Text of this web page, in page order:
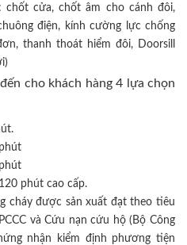
chốt cửa, chốt âm cho cánh đôi,
điện, kính cường lực chống
thanh thoát hiểm đôi, Doorsill
cho khách hàng 4 lựa chọn
phút cao cấp.
cháy được sản xuất đạt theo tiêu
và Cứu nạn cứu hộ (Bộ Công
nhận kiểm định phương tiện